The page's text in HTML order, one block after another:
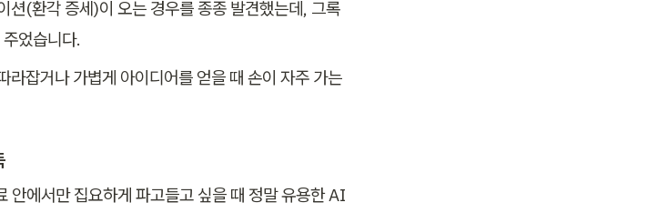
션(환각 증세)이 오는 경우를 종종 발견했는데, 그록
었습니다.
라잡거나 가볍게 아이디어를 얻을 때 손이 자주 가는
안에서만 집요하게 파고들고 싶을 때 정말 유용한 AI